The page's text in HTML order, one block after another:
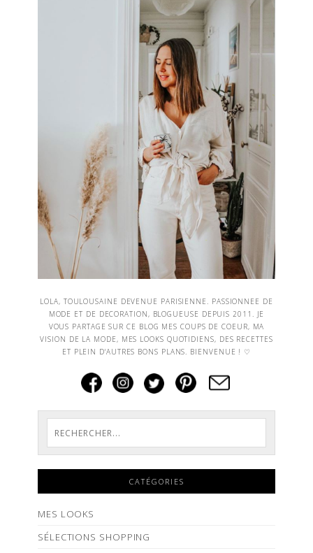
LOLA, TOULOUSAINE DEVENUE PARISIENNE. PASSIONNEE DE
MODE ET DE DECORATION, BLOGUEUSE DEPUIS 2011. JE
VOUS PARTAGE SUR CE BLOG MES COUPS DE COEUR, MA
VISION DE LA MODE, MES LOOKS QUOTIDIENS, DES RECETTES
ET PLEIN D'AUTRES BONS PLANS. BIENVENUE ! ♡
CATÉGORIES
MES LOOKS
SÉLECTIONS SHOPPING